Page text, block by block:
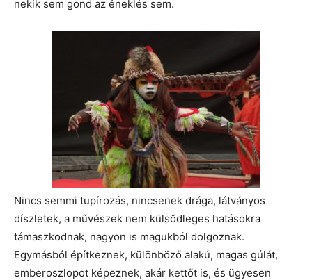
nekik sem gond az éneklés sem.
Nincs semmi tupírozás, nincsenek drága, látványos
díszletek, a művészek nem külsődleges hatásokra
támaszkodnak, nagyon is magukból dolgoznak.
Egymásból építkeznek, különböző alakú, magas gúlát,
emberoszlopot képeznek, akár kettőt is, és ügyesen